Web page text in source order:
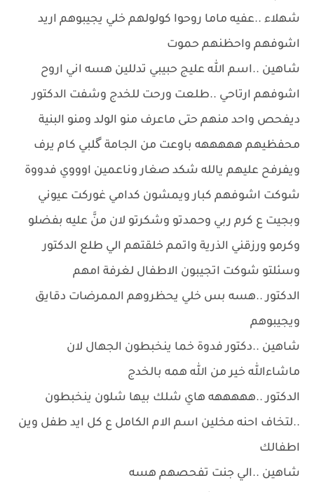
شهلاء ..عفيه ماما روحوا كولولهم خلي يجيبوهم اريد
اشوفهم واحظنهم حموت
شاهين ..اسم الله عليج حبيبي تدللين هسه اني اروح
اشوفهم ارتاحي ..طلعت ورحت للخدج وشفت الدكتور
ديفحص واحد منهم حتى ماعرف منو الولد ومنو البنية
محفظيهم هههههه باوعت من الجامة گلبي كام يرف
ويفرفح عليهم يالله شكد صغار وناعمين اوووي فدووة
شوكت اشوفهم كبار ويمشون كدامي غوركت عيوني
وبجيت ع كرم ربي وحمدتو وشكرتو لان منَّ عليه بفضلو
وكرمو ورزقني الذرية واتمم خلقتهم الي طلع الدكتور
وسئلتو شوكت اتجيبون الاطفال لغرفة امهم
الدكتور ..هسه بس خلي يحظروهم الممرضات دقايق
ويجيبوهم
شاهين ..دكتور فدوة خما ينخبطون الجهال لان
ماشاءالله خير من الله همه بالخدج
الدكتور ..هههههه هاي شلك بيها شلون ينخبطون
..لتخاف احنه مخلين اسم الام الكامل ع كل ايد طفل وين
اطفالك
شاهين ..الي جنت تفحصهم هسه